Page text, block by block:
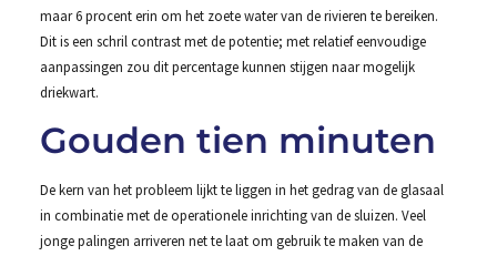
maar 6 procent erin om het zoete water van de rivieren te bereiken.
Dit is een schril contrast met de potentie; met relatief eenvoudige
aanpassingen zou dit percentage kunnen stijgen naar mogelijk
driekwart.
Gouden tien minuten
De kern van het probleem lijkt te liggen in het gedrag van de glasaal
in combinatie met de operationele inrichting van de sluizen. Veel
jonge palingen arriveren net te laat om gebruik te maken van de